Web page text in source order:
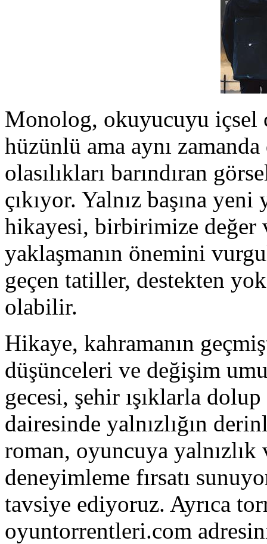
Monolog, okuyucuyu içsel
hüzünlü ama aynı
olasılıkları barındıran
çıkıyor. Yalnız başına yeni
hikayesi, birbirimize değer
yaklaşmanın önemini
geçen tatiller, destekten
olabilir.
Hikaye, kahramanın
düşünceleri ve değişim
gecesi, şehir ışıklarla
dairesinde yalnızlığın
roman, oyuncuya yalnızlık
deneyimleme fırsatı
tavsiye ediyoruz. Ayrıca
oyuntorrentleri.com